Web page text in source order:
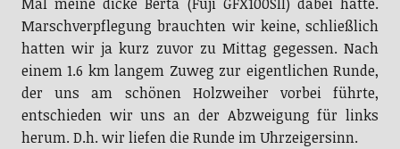
Marschverpflegung brauchten wir keine, schließlich
hatten wir ja kurz zuvor zu Mittag gegessen. Nach
einem 1.6 km langem Zuweg zur eigentlichen Runde,
der uns am schönen Holzweiher vorbei führte,
entschieden wir uns an der Abzweigung für links
herum. D.h. wir liefen die Runde im Uhrzeigersinn.